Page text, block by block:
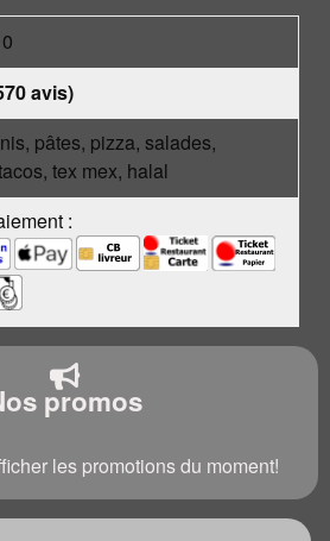
avis)
pâtes, pizza, salades,
tex mex, halal
:
promos
les promotions du moment!